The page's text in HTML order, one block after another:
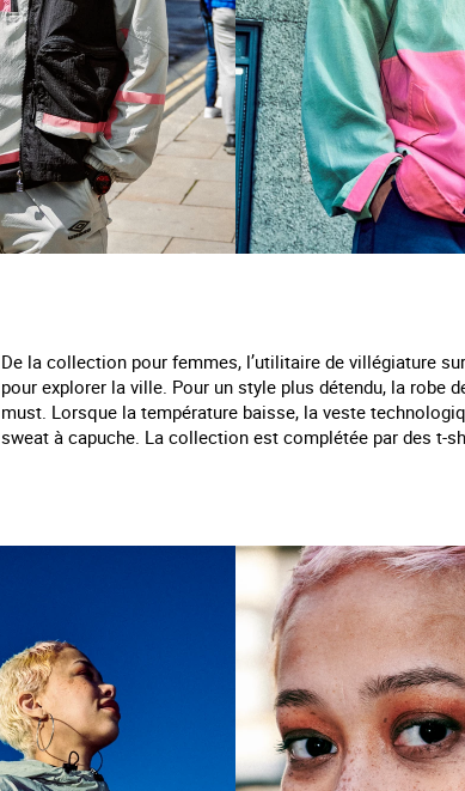
De la collection pour femmes, l’utilitaire de villégiature
pour explorer la ville. Pour un style plus détendu, la robe
must. Lorsque la température baisse, la veste
sweat à capuche. La collection est complétée par des t-